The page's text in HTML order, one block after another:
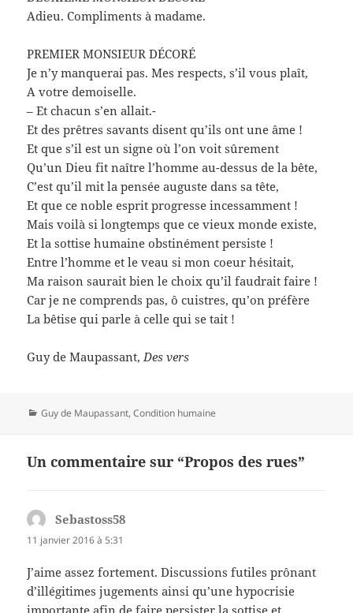
Adieu. Compliments à madame.
PREMIER MONSIEUR DÉCORÉ
Je n’y manquerai pas. Mes respects, s’il vous plaît,
A votre demoiselle.
– Et chacun s’en allait.-
Et des prêtres savants disent qu’ils ont une âme !
Et que s’il est un signe où l’on voit sûrement
Qu’un Dieu fit naître l’homme au-dessus de la bête,
C’est qu’il mit la pensée auguste dans sa tête,
Et que ce noble esprit progresse incessamment !
Mais voilà si longtemps que ce vieux monde existe,
Et la sottise humaine obstinément persiste !
Entre l’homme et le veau si mon coeur hésitait,
Ma raison saurait bien le choix qu’il faudrait faire !
Car je ne comprends pas, ô cuistres, qu’on préfère
La bêtise qui parle à celle qui se tait !
Guy de Maupassant, Des vers
Catégories
Guy de Maupassant,Condition humaine
Un commentaire sur “Propos des rues”
Sebastoss58
11 janvier 2016 à 5:31
J’aime assez fortement. Discussions futiles prônant
d’illégitimes jugements ainsi qu’une hypocrisie
importante afin de faire persister la sottise et